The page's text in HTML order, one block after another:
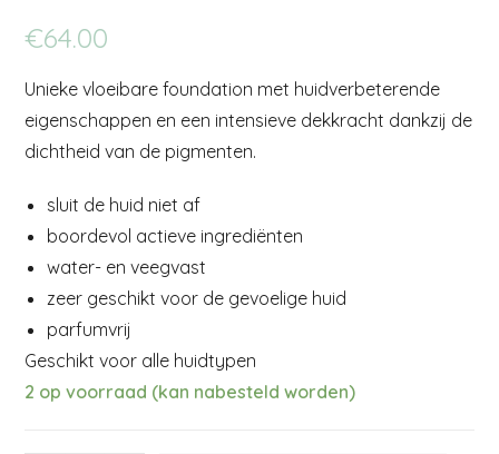
5.00op 5
gebaseerd
waardering
€64.00
Unieke vloeibare foundation met huidverbeterende
eigenschappen en een intensieve dekkracht dankzij de
dichtheid van de pigmenten.
sluit de huid niet af
boordevol actieve ingrediënten
water- en veegvast
zeer geschikt voor de gevoelige huid
parfumvrij
Geschikt voor alle huidtypen
2 op voorraad (kan nabesteld worden)